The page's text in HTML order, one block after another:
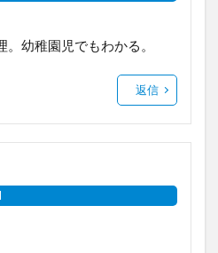
幼稚園児でもわかる。
返信